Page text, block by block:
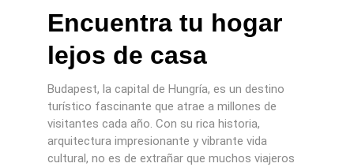
Encuentra tu hogar
lejos de casa
Budapest, la capital de Hungría, es un destino
turístico fascinante que atrae a millones de
visitantes cada año. Con su rica historia,
arquitectura impresionante y vibrante vida
cultural, no es de extrañar que muchos viajeros